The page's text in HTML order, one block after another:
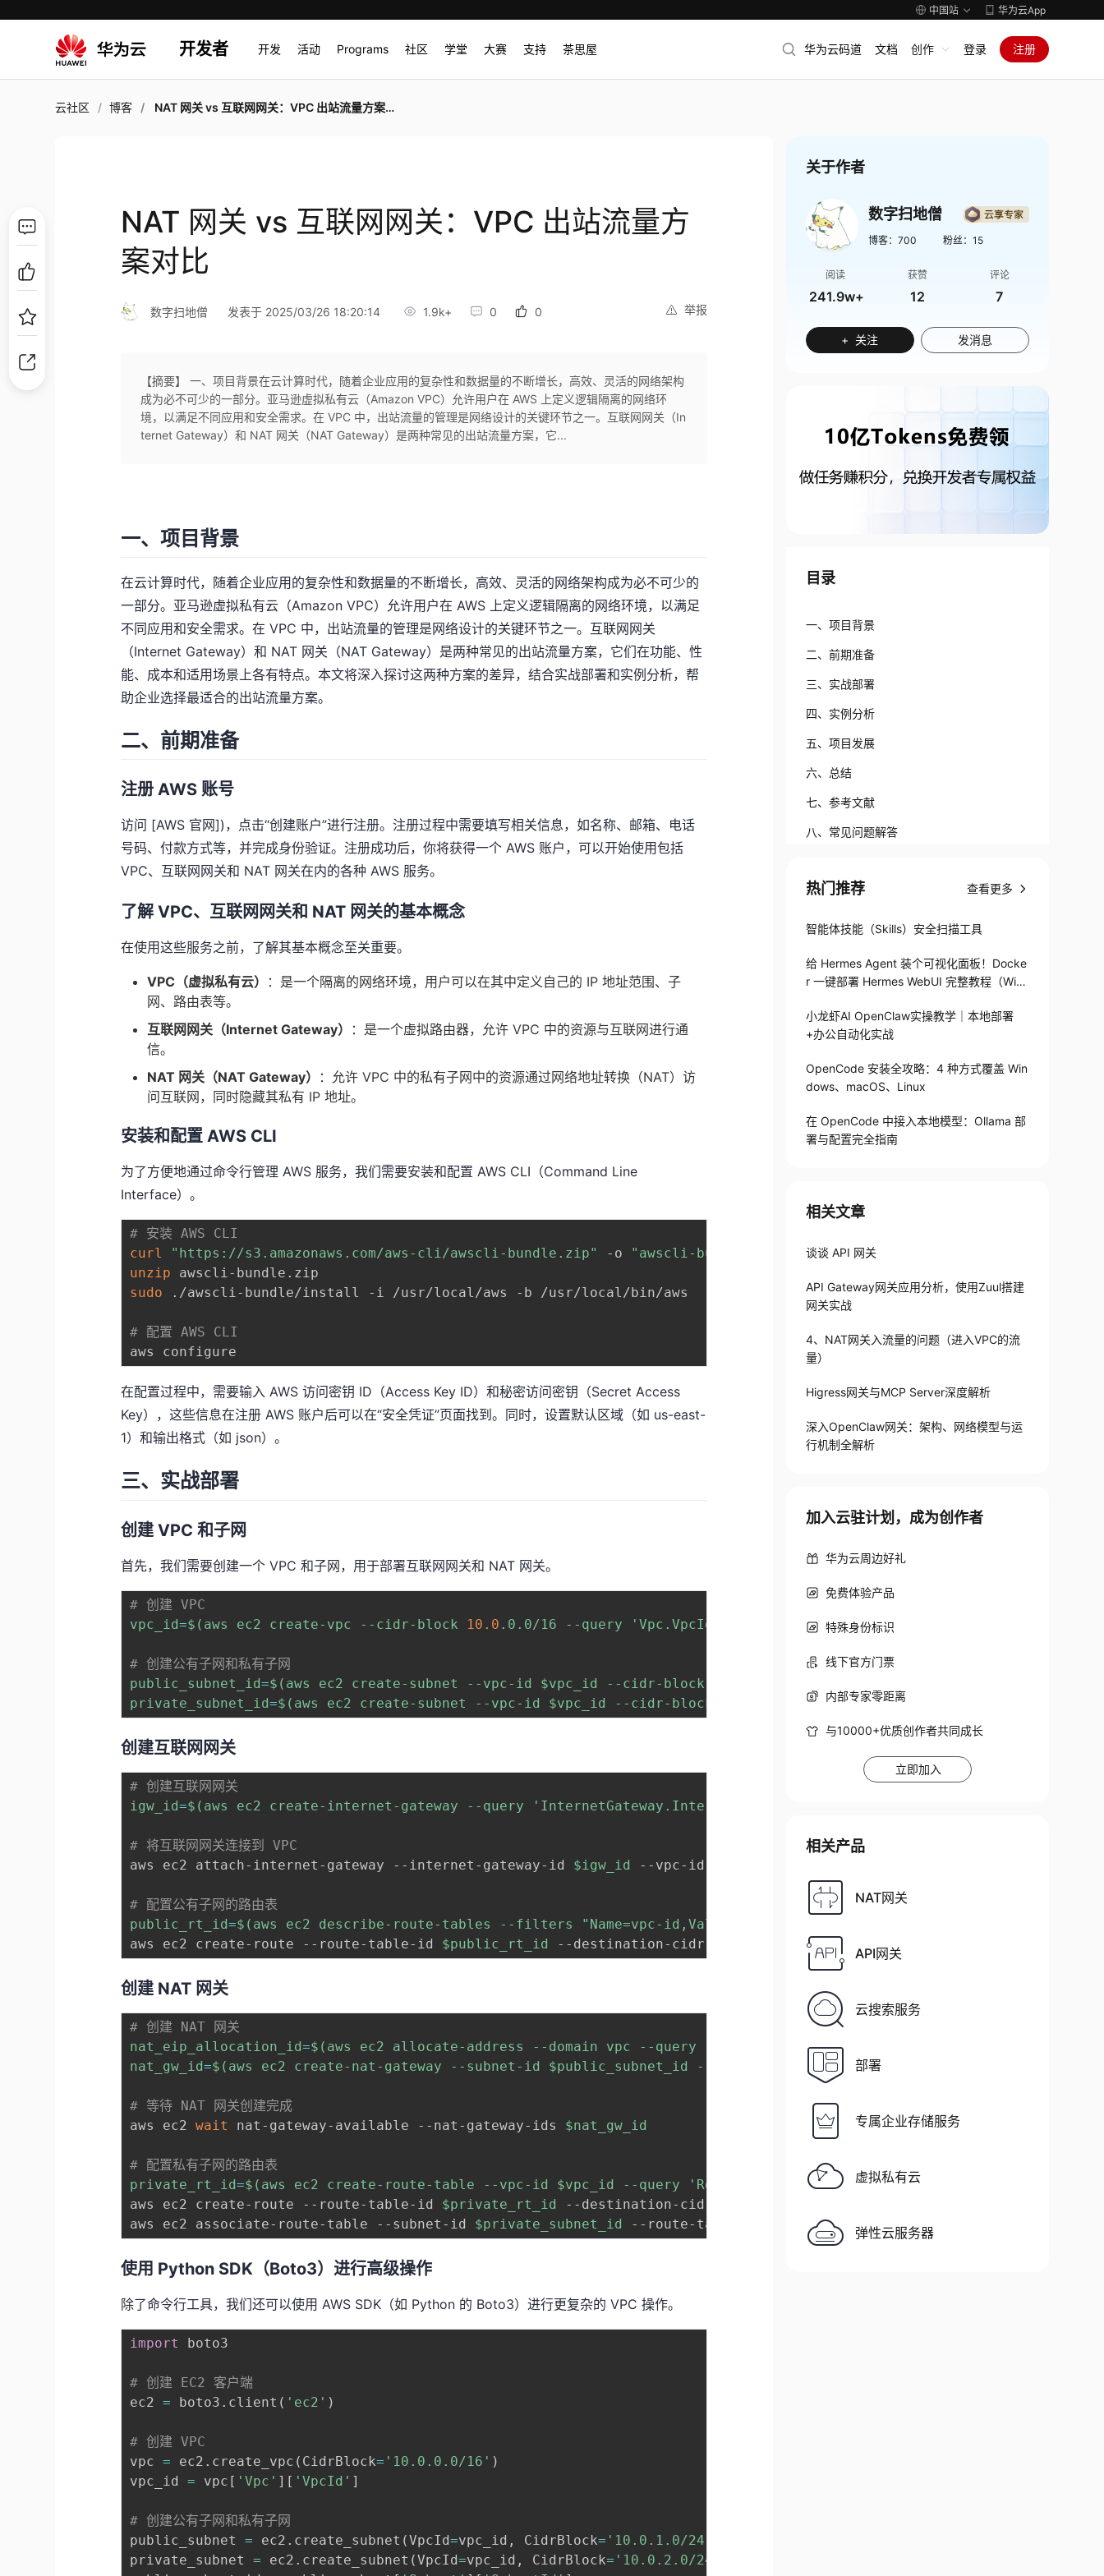
中国站 华为云App
开发者 开发 活动 Programs 社区 学堂 大赛 支持 茶思屋 华为云码道 文档 创作 登录 注册
云社区 博客 NAT 网关 vs 互联网网关：VPC 出站流量方案对比
NAT 网关 vs 互联网网关：VPC 出站流量方
案对比
举报
数字扫地僧 发表于 2025/03/26 18:20:14 1.9k+ 0 0
【摘要】 一、项目背景在云计算时代，随着企业应用的复杂性和数据量的不断增长，高效、灵活的网络架构
成为必不可少的一部分。亚马逊虚拟私有云（Amazon VPC）允许用户在 AWS 上定义逻辑隔离的网络环
境，以满足不同应用和安全需求。在 VPC 中，出站流量的管理是网络设计的关键环节之一。互联网网关（In
ternet Gateway）和 NAT 网关（NAT Gateway）是两种常见的出站流量方案，它...
一、项目背景
在云计算时代，随着企业应用的复杂性和数据量的不断增长，高效、灵活的网络架构成为必不可少的
一部分。亚马逊虚拟私有云（Amazon VPC）允许用户在 AWS 上定义逻辑隔离的网络环境，以满足
不同应用和安全需求。在 VPC 中，出站流量的管理是网络设计的关键环节之一。互联网网关
（Internet Gateway）和 NAT 网关（NAT Gateway）是两种常见的出站流量方案，它们在功能、性
能、成本和适用场景上各有特点。本文将深入探讨这两种方案的差异，结合实战部署和实例分析，帮
助企业选择最适合的出站流量方案。
二、前期准备
注册 AWS 账号
访问 [AWS 官网])，点击“创建账户”进行注册。注册过程中需要填写相关信息，如名称、邮箱、电话
号码、付款方式等，并完成身份验证。注册成功后，你将获得一个 AWS 账户，可以开始使用包括
VPC、互联网网关和 NAT 网关在内的各种 AWS 服务。
了解 VPC、互联网网关和 NAT 网关的基本概念
在使用这些服务之前，了解其基本概念至关重要。
VPC（虚拟私有云）
：是一个隔离的网络环境，用户可以在其中定义自己的 IP 地址范围、子
网、路由表等。
互联网网关（Internet Gateway）
：是一个虚拟路由器，允许 VPC 中的资源与互联网进行通
信。
NAT 网关（NAT Gateway）
：允许 VPC 中的私有子网中的资源通过网络地址转换（NAT）访
问互联网，同时隐藏其私有 IP 地址。
安装和配置 AWS CLI
为了方便地通过命令行管理 AWS 服务，我们需要安装和配置 AWS CLI（Command Line
Interface）。
# 安装 AWS CLI
curl
"https://s3.amazonaws.com/aws-cli/awscli-bundle.zip" -o "awscli-bundle.zip"
unzip
sudo ./awscli-bundle/install -i /usr/local/aws -b /usr/local/bin/aws
# 配置 AWS CLI
在配置过程中，需要输入 AWS 访问密钥 ID（Access Key ID）和秘密访问密钥（Secret Access
Key），这些信息在注册 AWS 账户后可以在“安全凭证”页面找到。同时，设置默认区域（如 us-east-
1）和输出格式（如 json）。
三、实战部署
创建 VPC 和子网
首先，我们需要创建一个 VPC 和子网，用于部署互联网网关和 NAT 网关。
# 创建 VPC
vpc_id=$( aws ec2 create-vpc --cidr-block 10.0 .0.0/16 --query 'Vpc.VpcId' --output text)
# 创建公有子网和私有子网
public_subnet_id=$( aws ec2 create-subnet --vpc-id $vpc_id --cidr-block
private_subnet_id=$( aws ec2 create-subnet --vpc-id $vpc_id --cidr-block .2.0/24 --availability-zone us-east-1a --
创建互联网网关
# 创建互联网网关
igw_id=$( aws ec2 create-internet-gateway --query 'InternetGateway.InternetGatewayId'
# 将互联网网关连接到 VPC
aws ec2 attach-internet-gateway --internet-gateway-id $igw_id --vpc-id
# 配置公有子网的路由表
public_rt_id=$( aws ec2 describe-route-tables --filters "Name=vpc-id,Values=
aws ec2 create-route --route-table-id $public_rt_id --destination-cidr-block .0.0/0 --gateway-id
创建 NAT 网关
# 创建 NAT 网关
nat_eip_allocation_id=$( aws ec2 allocate-address --domain vpc --query 'AllocationId' --output text
nat_gw_id=$( aws ec2 create-nat-gateway --subnet-id $public_subnet_id --allocation-id $nat_eip_allocation_id --query
# 等待 NAT 网关创建完成
aws ec2 wait nat-gateway-available --nat-gateway-ids $nat_gw_id
# 配置私有子网的路由表
private_rt_id=$( aws ec2 create-route-table --vpc-id $vpc_id --query 'RouteTable.RouteTableId' --output text
aws ec2 create-route --route-table-id $private_rt_id --destination-cidr-block
aws ec2 associate-route-table --subnet-id $private_subnet_id --route-table-id $private_rt_id
使用 Python SDK（Boto3）进行高级操作
除了命令行工具，我们还可以使用 AWS SDK（如 Python 的 Boto3）进行更复杂的 VPC 操作。
import boto3
# 创建 EC2 客户端
ec2 = boto3 . client ( 'ec2' )
# 创建 VPC
vpc = ec2 . create_vpc ( CidrBlock= '10.0.0.0/16' )
vpc_id = vpc [ 'Vpc' ] [ 'VpcId' ]
# 创建公有子网和私有子网
public_subnet = ec2 . create_subnet (VpcId=vpc_id , CidrBlock= '10.0.1.0/24'
private_subnet = ec2 . create_subnet (VpcId=vpc_id , CidrBlock= '10.0.2.0/24'
关于作者
数字扫地僧
博客： 700 粉丝： 15
阅读
241.9w+
获赞
12
评论
7
+ 关注 发消息
目录
一、项目背景
二、前期准备
三、实战部署
四、实例分析
五、项目发展
六、总结
七、参考文献
八、常见问题解答
热门推荐 查看更多
智能体技能（Skills）安全扫描工具
给 Hermes Agent 装个可视化面板！Docke
r 一键部署 Hermes WebUI 完整教程（Win
小龙虾AI OpenClaw实操教学｜本地部署
+办公自动化实战
OpenCode 安装全攻略：4 种方式覆盖 Win
dows、macOS、Linux
在 OpenCode 中接入本地模型：Ollama 部
署与配置完全指南
相关文章
谈谈 API 网关
API Gateway网关应用分析，使用Zuul搭建
网关实战
4、NAT网关入流量的问题（进入VPC的流
量）
Higress网关与MCP Server深度解析
深入OpenClaw网关：架构、网络模型与运
行机制全解析
加入云驻计划，成为创作者
华为云周边好礼
免费体验产品
特殊身份标识
线下官方门票
内部专家零距离
与10000+优质创作者共同成长
立即加入
相关产品
NAT网关
API网关
云搜索服务
部署
专属企业存储服务
虚拟私有云
弹性云服务器